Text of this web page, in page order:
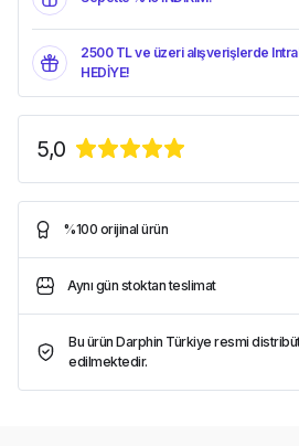
2500 TL ve üzeri alışverişlerde
HEDİYE!
5,0
%100 orijinal ürün
Aynı gün stoktan teslimat
Bu ürün Darphin Türkiye resmi
edilmektedir.